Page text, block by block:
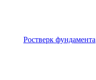
Ростверк фундамента